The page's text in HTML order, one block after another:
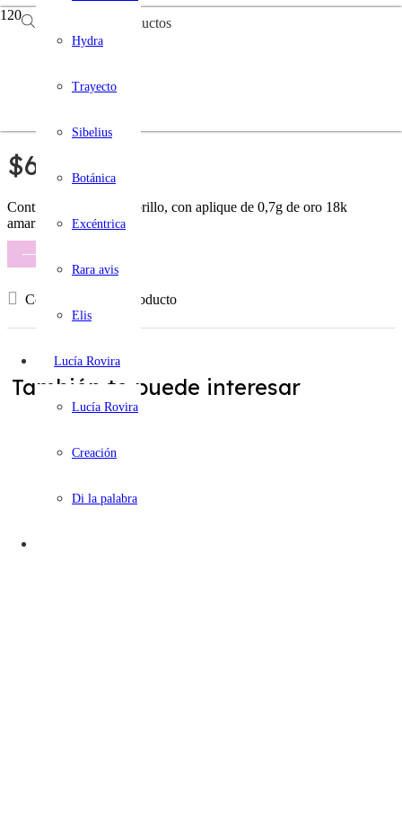
Búsqueda de productos
Hydra
Trayecto
Sibelius
Botánica
Excéntrica
Rara avis
Elis
Lucía Rovira
Lucía Rovira
Creación
Di la palabra
Romanas
$6.100
Contraste de textura y brillo, con aplique de 0,7g de oro 18k
amarillo.
Consultá por este producto
También te puede interesar